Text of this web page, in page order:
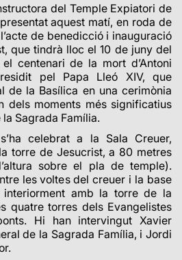
del Temple Expiatori de
aquest matí, en roda de
de benedicció i inauguració
que tindrà lloc el 10 de juny del
centenari de la mort d’Antoni
pel Papa Lleó XIV, que
de la Basílica en una cerimònia
dels moments més significatius
Sagrada Família.
celebrat a la Sala Creuer,
torre de Jesucrist, a 80 metres
sobre el pla de temple).
les voltes del creuer i la base
amb la torre de la
quatre torres dels Evangelistes
Hi han intervingut Xavier
de la Sagrada Família, i Jordi